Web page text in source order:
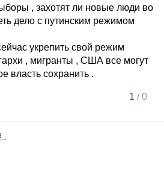
, захотят ли новые люди во
дело с путинским режимом
укрепить свой режим
, мигранты , США все могут
власть сохранить .
1 /0